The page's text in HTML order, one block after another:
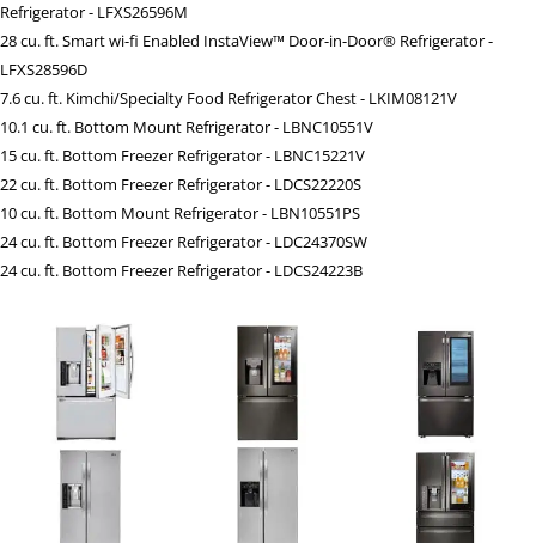
Refrigerator - LFXS26596M
28 cu. ft. Smart wi-fi Enabled InstaView™ Door-in-Door® Refrigerator -
LFXS28596D
7.6 cu. ft. Kimchi/Specialty Food Refrigerator Chest - LKIM08121V
10.1 cu. ft. Bottom Mount Refrigerator - LBNC10551V
15 cu. ft. Bottom Freezer Refrigerator - LBNC15221V
22 cu. ft. Bottom Freezer Refrigerator - LDCS22220S
10 cu. ft. Bottom Mount Refrigerator - LBN10551PS
24 cu. ft. Bottom Freezer Refrigerator - LDC24370SW
24 cu. ft. Bottom Freezer Refrigerator - LDCS24223B